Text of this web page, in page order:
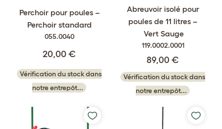
Perchoir pour poules –
Perchoir standard
055.0040
20,00 €
Vérification du stock dans
notre entrepôt...
Abreuvoir isolé pour
poules de 11 litres –
Vert Sauge
119.0002.0001
89,00 €
Vérification du stock dans
notre entrepôt...